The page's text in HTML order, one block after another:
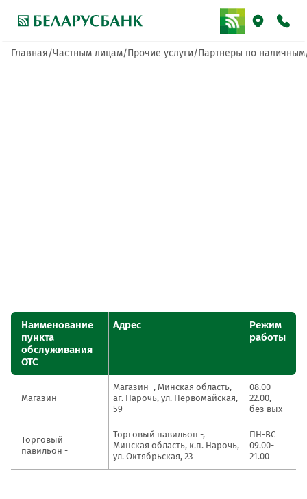
Главная Частным лицам Прочие услуги Партнеры по наличным
Наименование
пункта
обслуживания
ОТС
Адрес
Режим
работы
Магазин -
Магазин -, Минская область,
аг. Нарочь, ул. Первомайская,
59
08.00-
22.00,
без вых
Торговый
павильон -
Торговый павильон -,
Минская область, к.п. Нарочь,
ул. Октябрьская, 23
ПН-ВС
09.00-
21.00